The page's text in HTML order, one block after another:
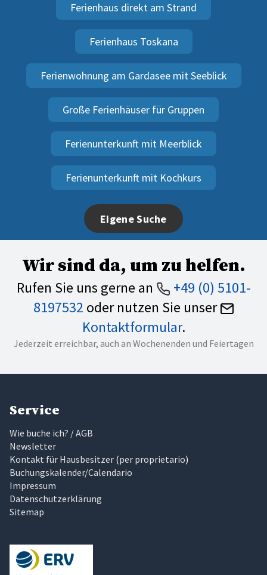
Ferienhaus direkt am Strand
Ferienhaus Toskana
Ferienwohnung am Gardasee mit Seeblick
Große Ferienhäuser für Gruppen
Ferienunterkunft mit Meerblick
Ferienunterkunft mit Kochkurs
Eigene Suche
Wir sind da, um zu helfen.
Rufen Sie uns gerne an
+49 (0) 5101-
8197532 oder nutzen Sie unser
Kontaktformular.
Jederzeit erreichbar, auch an Wochenenden und Feiertagen
Service
Wie buche ich? / AGB
Newsletter
Kontakt für Hausbesitzer (per proprietario)
Buchungskalender/Calendario
Impressum
Datenschutzerklärung
Sitemap